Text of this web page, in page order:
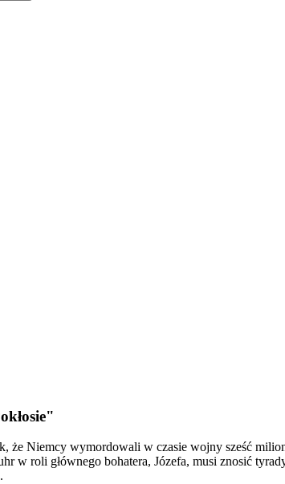
że Niemcy wymordowali w czasie wojny sześć
w roli głównego bohatera, Józefa, musi znosić